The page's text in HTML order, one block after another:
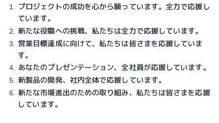
プロジェクトの成功を心から願っています。全力で応援し
ています。
新たな役職への挑戦、私たちは全力で応援しています。
営業目標達成に向けて、私たちは皆さまを応援していま
す。
あなたのプレゼンテーション、全社員が応援しています。
新製品の開発、社内全体で応援しています。
新たな市場進出のための取り組み、私たちは皆さまを応援
しています。